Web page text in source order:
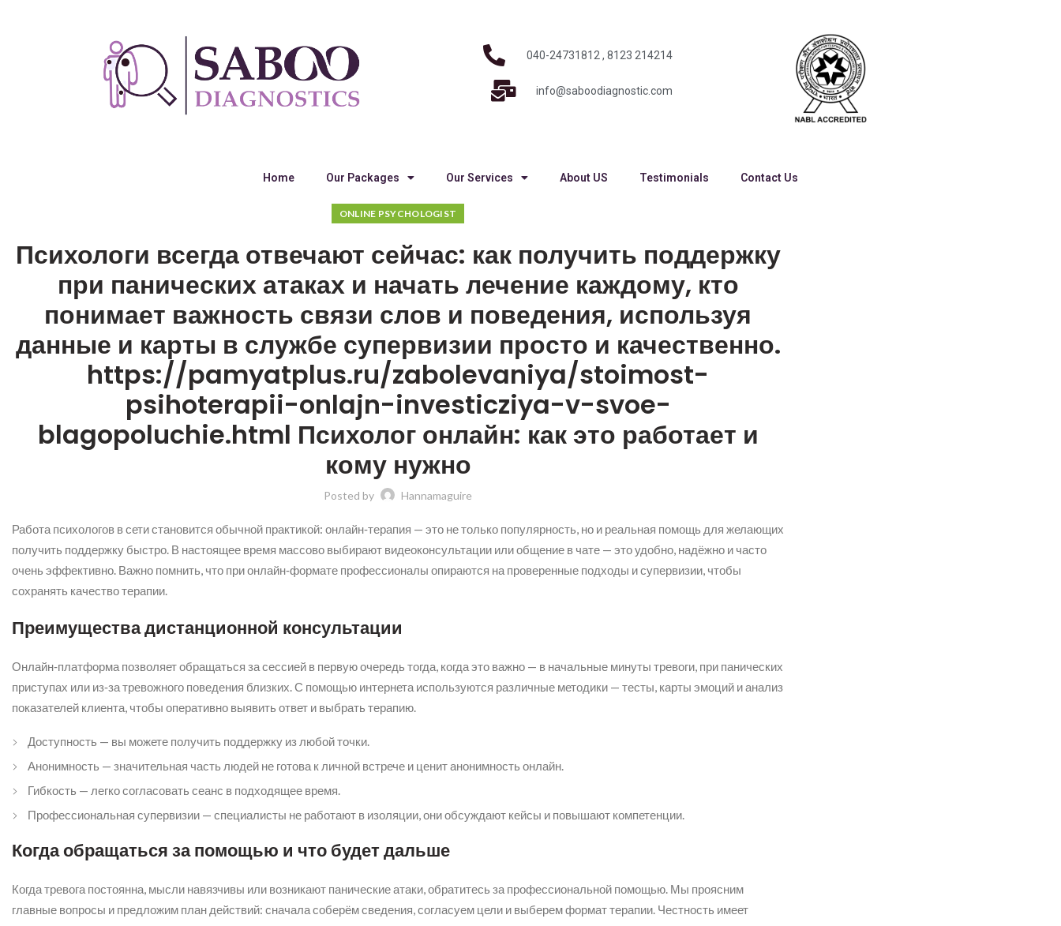
040-24731812 , 8123 214214
info@saboodiagnostic.com
Home Our Packages Our Services About US Testimonials Contact Us
ONLINE PSYCHOLOGIST
Психологи всегда отвечают сейчас: как получить поддержку
при панических атаках и начать лечение каждому, кто
понимает важность связи слов и поведения, используя
данные и карты в службе супервизии просто и качественно.
https://pamyatplus.ru/zabolevaniya/stoimost-
psihoterapii-onlajn-investicziya-v-svoe-
blagopoluchie.html Психолог онлайн: как это работает и
кому нужно
Posted by Hannamaguire
Работа психологов в сети становится обычной практикой: онлайн‑терапия — это не только популярность, но и реальная помощь для желающих
получить поддержку быстро. В настоящее время массово выбирают видеоконсультации или общение в чате — это удобно, надёжно и часто
очень эффективно. Важно помнить, что при онлайн‑формате профессионалы опираются на проверенные подходы и супервизии, чтобы
сохранять качество терапии.
Преимущества дистанционной консультации
Онлайн‑платформа позволяет обращаться за сессией в первую очередь тогда, когда это важно — в начальные минуты тревоги, при панических
приступах или из‑за тревожного поведения близких. С помощью интернета используются различные методики — тесты, карты эмоций и анализ
показателей клиента, чтобы оперативно выявить ответ и выбрать терапию.
Доступность — вы можете получить поддержку из любой точки.
Анонимность — значительная часть людей не готова к личной встрече и ценит анонимность онлайн.
Гибкость — легко согласовать сеанс в подходящее время.
Профессиональная супервизии — специалисты не работают в изоляции, они обсуждают кейсы и повышают компетенции.
Когда обращаться за помощью и что будет дальше
Когда тревога постоянна, мысли навязчивы или возникают панические атаки, обратитесь за профессиональной помощью. Мы проясним
главные вопросы и предложим план действий: сначала соберём сведения, согласуем цели и выберем формат терапии. Честность имеет